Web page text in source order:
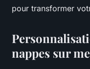
pour transformer
nappes sur